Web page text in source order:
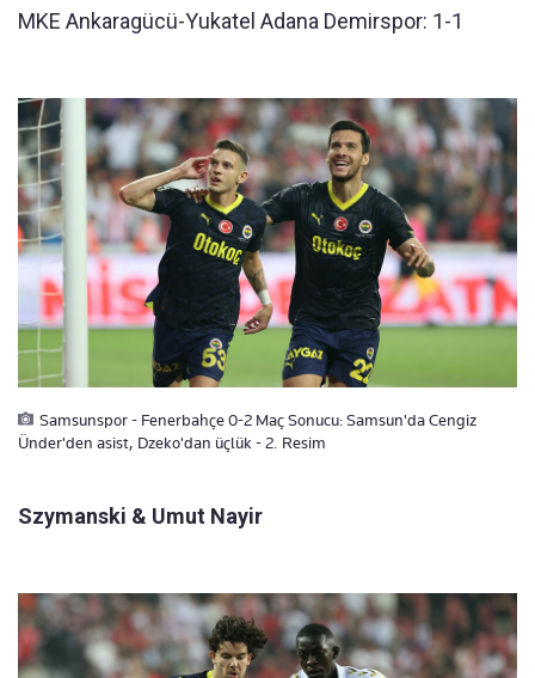
MKE Ankaragücü-Yukatel Adana Demirspor: 1-1
Samsunspor - Fenerbahçe 0-2 Maç Sonucu: Samsun'da Cengiz
Ünder'den asist, Dzeko'dan üçlük - 2. Resim
Szymanski & Umut Nayir